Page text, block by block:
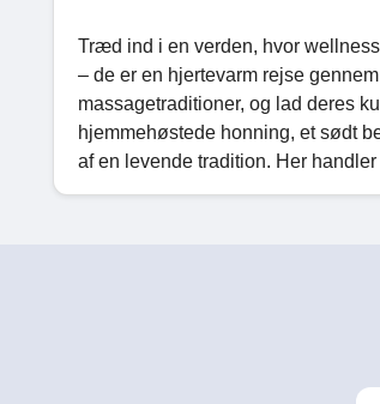
Træd ind i en verden, hvor
– de er en hjertevarm rejse
massagetraditioner, og lad deres
hjemmehøstede honning, et sødt
af en levende tradition. Her